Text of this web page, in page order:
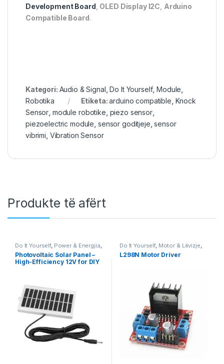
Development Board OLED Display I2C Arduino
Compatible Board.
Kategori: Audio & Signal ,Do It Yourself,Module
Robotika
Etiketa:arduino compatible Knock
Sensor module robotike piezo sensor,
piezoelectric module sensor goditjeje ,sensor
vibrimi Vibration Sensor
Produkte të afërt
Do It Yourself, Power & Energjia,
Robotika
Photovoltaic Solar Panel –
High-Efficiency 12V for DIY
Do It Yourself, Motor & Lëvizje,
Robotika
L298N Motor Driver